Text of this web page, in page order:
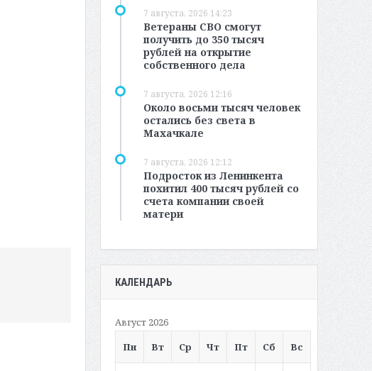
7 августа, 2026 14:23
Ветераны СВО смогут
получить до 350 тысяч
рублей на открытие
собственного дела
7 августа, 2026 12:16
Около восьми тысяч человек
остались без света в
Махачкале
7 августа, 2026 12:12
Подросток из Ленинкента
похитил 400 тысяч рублей со
счета компании своей
матери
КАЛЕНДАРЬ
Август 2026
Пн
Вт Ср Чт Пт Сб Вс